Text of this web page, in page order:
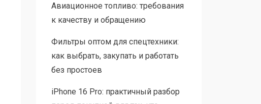
Авиационное топливо: требования
к качеству и обращению
Фильтры оптом для спецтехники:
как выбрать, закупать и работать
без простоев
iPhone 16 Pro: практичный разбор